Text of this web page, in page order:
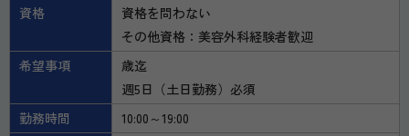
資格
資格を問わない
その他資格：美容外科経験者歓迎
希望事項
歳迄
週5日（土日勤務）必須
勤務時間
10:00～19:00